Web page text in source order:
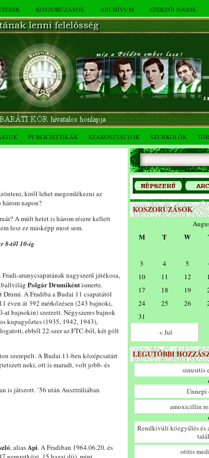
KOSZORÚZÁSOK ARCHÍVUM SZERZŐI JOGOK
PUBLICISZTIKÁK SZAKOSZTÁLYOK SZURKOLÓK
kiről lehet megemlékezni az
napon?
A múlt hetet is három részre kellett
lesz ez másképp most sem.
8-től 10-ig
aranycsapatának nagyszerű játékosa,
Polgár Drumikéntismerte.
Drumi. A Fradiba a Budai 11 csapatától
éven át 392 mérkőzésen (243 bajnoki,
bajnokin) szerzett. Négyszeres bajnok
kupagyőztes (1935, 1942, 1943),
ebből 22-szer az FTC-ből, két gólt
szerepelt. A Budai 11-ben középcsatárt
neki, ott is maradt, volt jobb- és
is játszott. ’56 után Ausztráliában
, aliasApi. A Fradiban 1964.06.20. és
KOSZORÚZÁSOK
M T W
3
4 5
10
11 12
17
18 19
24
25 26
31
< Jul
LEGUTÓBBI
sinusitis
Ünnepi
amoxicillin
Rendkívüli közgyűlés és
otitis